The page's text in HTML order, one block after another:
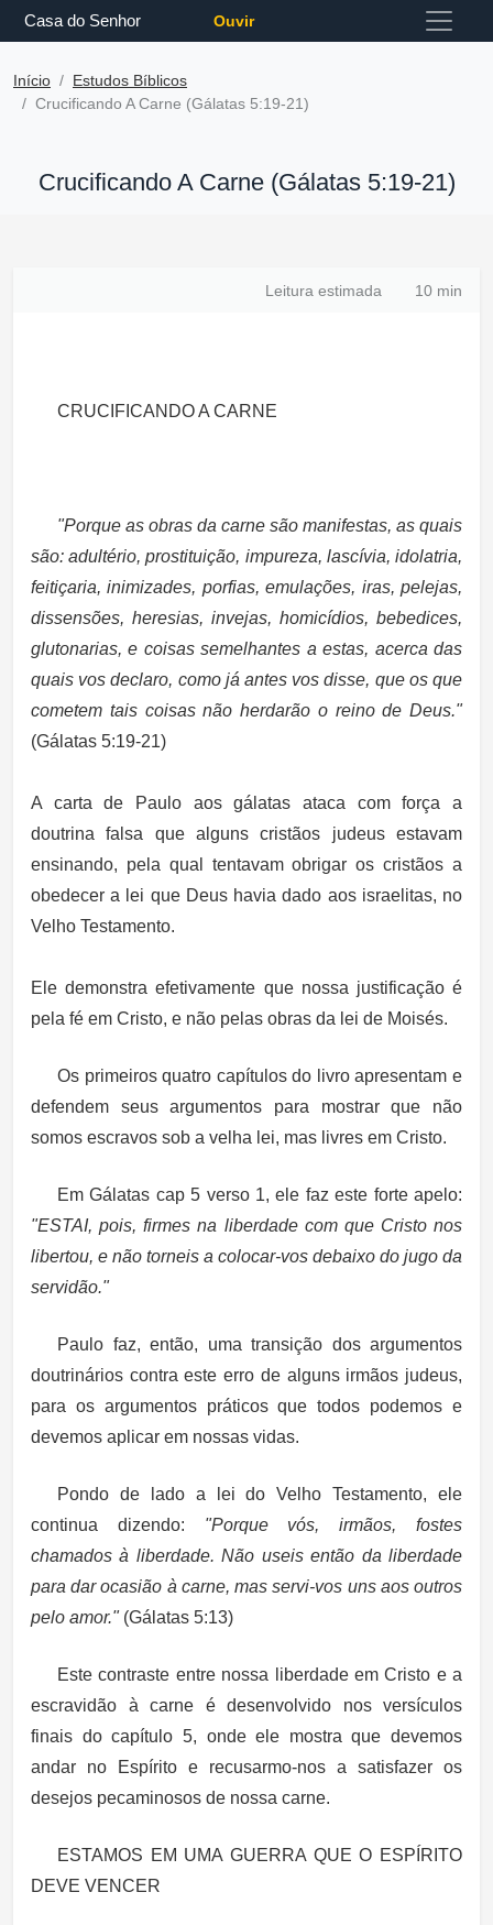
Casa do Senhor Ouvir
Início
Estudos Bíblicos
Crucificando A Carne (Gálatas 5:19-21)
Crucificando A Carne (Gálatas 5:19-21)
Leitura estimada 10 min
CRUCIFICANDO A CARNE
"Porque as obras da carne são manifestas, as quais
são: adultério, prostituição, impureza, lascívia, idolatria,
feitiçaria, inimizades, porfias, emulações, iras, pelejas,
dissensões, heresias, invejas, homicídios, bebedices,
glutonarias, e coisas semelhantes a estas, acerca das
quais vos declaro, como já antes vos disse, que os que
cometem tais coisas não herdarão o reino de Deus."
(Gálatas 5:19-21)
A carta de Paulo aos gálatas ataca com força a
doutrina falsa que alguns cristãos judeus estavam
ensinando, pela qual tentavam obrigar os cristãos a
obedecer a lei que Deus havia dado aos israelitas, no
Velho Testamento.
Ele demonstra efetivamente que nossa justificação é
pela fé em Cristo, e não pelas obras da lei de Moisés.
Os primeiros quatro capítulos do livro apresentam e
defendem seus argumentos para mostrar que não
somos escravos sob a velha lei, mas livres em Cristo.
Em Gálatas cap 5 verso 1, ele faz este forte apelo:
"ESTAI, pois, firmes na liberdade com que Cristo nos
libertou, e não torneis a colocar-vos debaixo do jugo da
servidão."
Paulo faz, então, uma transição dos argumentos
doutrinários contra este erro de alguns irmãos judeus,
para os argumentos práticos que todos podemos e
devemos aplicar em nossas vidas.
Pondo de lado a lei do Velho Testamento, ele
continua dizendo: "Porque vós, irmãos, fostes
chamados à liberdade. Não useis então da liberdade
para dar ocasião à carne, mas servi-vos uns aos outros
pelo amor."(Gálatas 5:13)
Este contraste entre nossa liberdade em Cristo e a
escravidão à carne é desenvolvido nos versículos
finais do capítulo 5, onde ele mostra que devemos
andar no Espírito e recusarmo-nos a satisfazer os
desejos pecaminosos de nossa carne.
ESTAMOS EM UMA GUERRA QUE O ESPÍRITO
DEVE VENCER